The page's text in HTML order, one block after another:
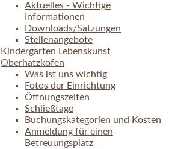
Aktuelles - Wichtige
Informationen
Downloads/Satzungen
Stellenangebote
Kindergarten Lebenskunst
Oberhatzkofen
Was ist uns wichtig
Fotos der Einrichtung
Öffnungszeiten
Schließtage
Buchungskategorien und Kosten
Anmeldung für einen
Betreuungsplatz